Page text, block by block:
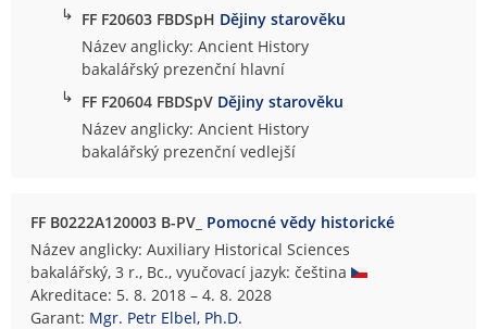
↳ FF F20603 FBDSpH Dějiny starověku
Název anglicky: Ancient History
bakalářský prezenční hlavní
↳ FF F20604 FBDSpV Dějiny starověku
Název anglicky: Ancient History
bakalářský prezenční vedlejší
FF B0222A120003 B-PV_ Pomocné vědy historické
Název anglicky: Auxiliary Historical Sciences
bakalářský, 3 r., Bc., vyučovací jazyk: čeština
Akreditace: 5. 8. 2018 – 4. 8. 2028
Garant: Mgr. Petr Elbel, Ph.D.